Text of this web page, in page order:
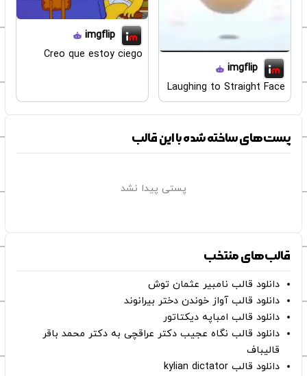
imgflip
Laughing to Straight Face
imgflip
Creo que estoy ciego
پست‌های ساخته شده با این قالب
پستی پیدا نشد
قالب‌های منتخب
دانلود قالب نامبیر عثمان ‌توش
دانلود قالب آواز خوندن دختر بیرانوند
دانلود قالب امباپه دیکتاتور
دانلود قالب نگاه عجیب دکتر عراقچی به دکتر محمد باقر
قالیباف
دانلود قالب kylian dictator